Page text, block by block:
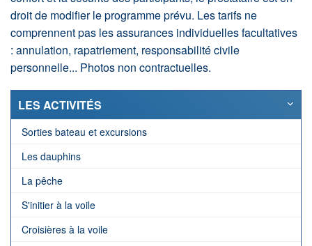
droit de modifier le programme prévu. Les tarifs ne
comprennent pas les assurances individuelles facultatives
: annulation, rapatriement, responsabilité civile
personnelle... Photos non contractuelles.
LES ACTIVITÉS
Sorties bateau et excursions
Les dauphins
La pêche
S'initier à la voile
Croisières à la voile